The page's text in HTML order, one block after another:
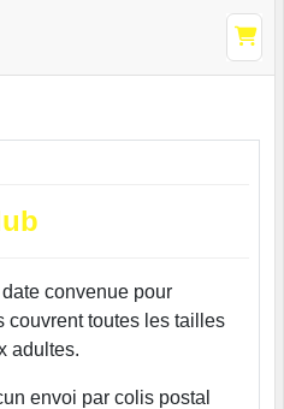
convenue pour
couvrent toutes les tailles
adultes.
envoi par colis postal